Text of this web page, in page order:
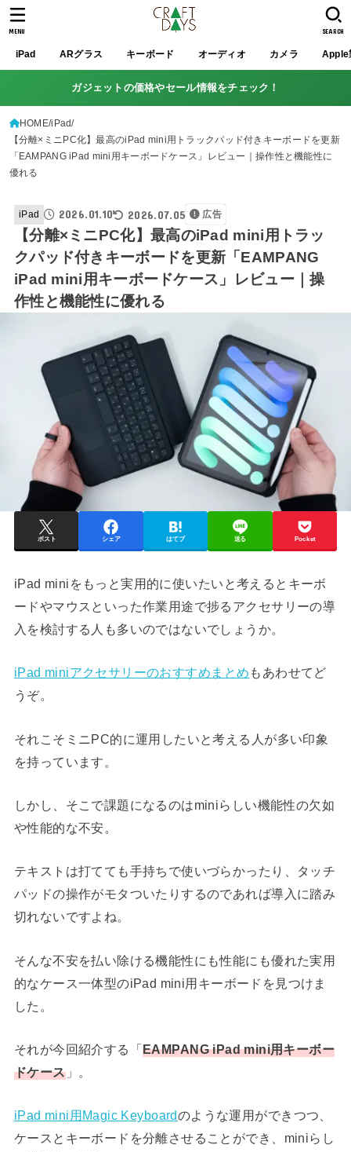
iPad ARグラス キーボード オーディオ カメラ Apple
SEARCH
MENU
ガジェットの価格やセール情報をチェック！
HOME iPad
【分離×ミニPC化】最高のiPad mini用トラックパッド付きキーボードを更新
「EAMPANG iPad mini用キーボードケース」レビュー｜操作性と機能性に
優れる
iPad 2026.01.10 2026.07.05 広告
【分離×ミニPC化】最高のiPad mini用トラッ
クパッド付きキーボードを更新「EAMPANG
iPad mini用キーボードケース」レビュー｜操
作性と機能性に優れる
ポスト シェア はてブ 送る Pocket
iPad miniをもっと実用的に使いたいと考えるとキーボ
ードやマウスといった作業用途で捗るアクセサリーの導
入を検討する人も多いのではないでしょうか。
iPad miniアクセサリーのおすすめまとめ もあわせてど
うぞ。
それこそミニPC的に運用したいと考える人が多い印象
を持っています。
しかし、そこで課題になるのはminiらしい機能性の欠如
や性能的な不安。
テキストは打てても手持ちで使いづらかったり、タッチ
パッドの操作がモタついたりするのであれば導入に踏み
切れないですよね。
そんな不安を払い除ける機能性にも性能にも優れた実用
的なケース一体型のiPad mini用キーボードを見つけま
した。
それが今回紹介する「EAMPANG iPad mini用キーボー
ドケース」。
iPad mini用Magic Keyboardのような運用ができつつ、
ケースとキーボードを分離させることができ、miniらし